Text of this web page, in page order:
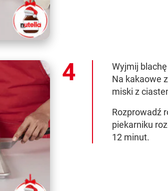
Wyjmij
Na kakaowe
miski z
Rozprowadź
piekarniku
12 minut.